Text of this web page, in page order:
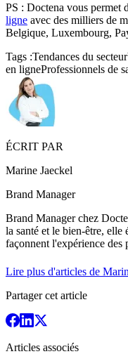
PS : Doctena vous permet
ligne avec des milliers de
Belgique, Luxembourg,
Tags :Tendances du secteur
en ligneProfessionnels de
ÉCRIT PAR
Marine Jaeckel
Brand Manager
Brand Manager chez
la santé et le bien-être, elle
façonnent l'expérience des
Lire plus d'articles de
Partager cet article
Articles associés